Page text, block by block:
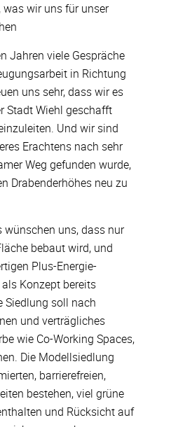
wir uns für unser
Jahren viele Gespräche
in Richtung
uns sehr, dass wir es
Stadt Wiehl geschafft
Und wir sind
Erachtens nach sehr
Weg gefunden wurde,
Drabenderhöhes neu zu
uns, dass nur
bebaut wird, und
Plus-Energie-
Konzept bereits
Siedlung soll nach
und verträgliches
wie Co-Working Spaces,
Die Modellsiedlung
barrierefreien,
bestehen, viel grüne
und Rücksicht auf